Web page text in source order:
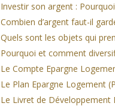
Investir son argent :
Combien d’argent faut-il
Quels sont les objets qui
Pourquoi et comment
Le Compte Epargne
Le Plan Epargne Logement
Le Livret de Développement